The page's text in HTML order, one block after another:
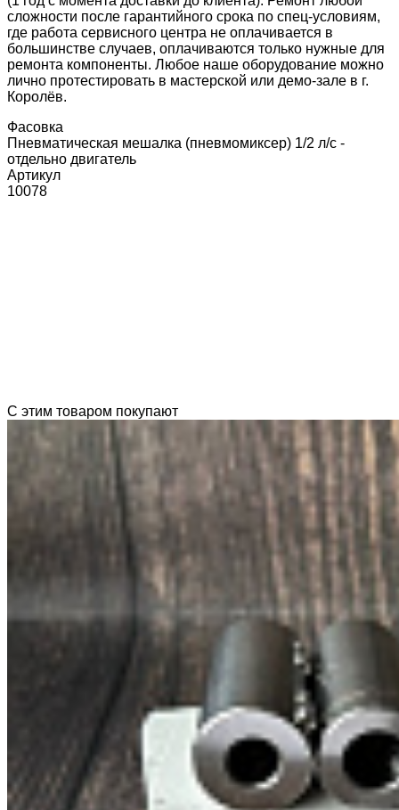
сложности после гарантийного срока по спец-условиям,
где работа сервисного центра не оплачивается в
большинстве случаев, оплачиваются только нужные для
ремонта компоненты. Любое наше оборудование можно
лично протестировать в мастерской или демо-зале в г.
Королёв.
Фасовка
Пневматическая мешалка (пневмомиксер) 1/2 л/с -
отдельно двигатель
Артикул
10078
С этим товаром покупают